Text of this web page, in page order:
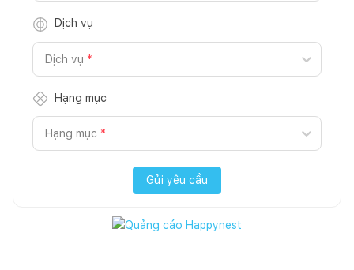
Dịch vụ
Dịch vụ *
Hạng mục
Hạng mục *
Gửi yêu cầu